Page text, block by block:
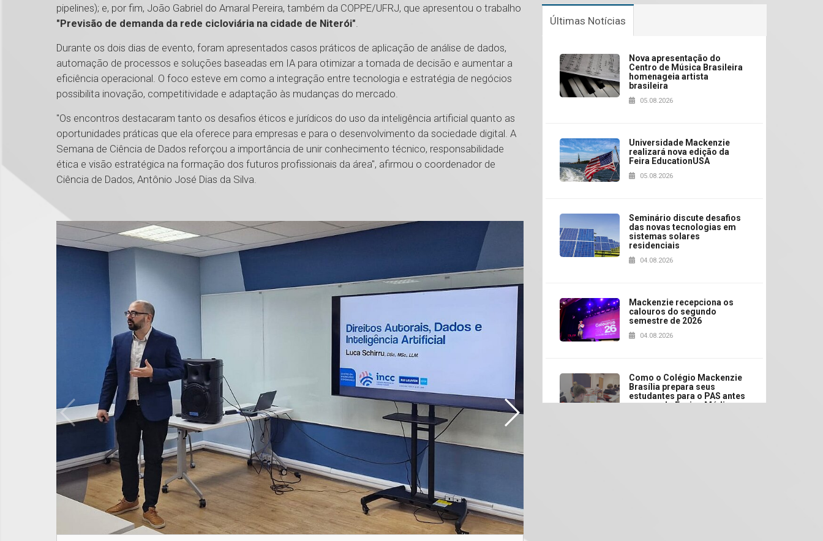
pipelines); e, por fim, João Gabriel do Amaral Pereira, também da COPPE/UFRJ, que apresentou o trabalho
"Previsão de demanda da rede cicloviária na cidade de Niterói".
Durante os dois dias de evento, foram apresentados casos práticos de aplicação de análise de dados,
automação de processos e soluções baseadas em IA para otimizar a tomada de decisão e aumentar a
eficiência operacional. O foco esteve em como a integração entre tecnologia e estratégia de negócios
possibilita inovação, competitividade e adaptação às mudanças do mercado.
"Os encontros destacaram tanto os desafios éticos e jurídicos do uso da inteligência artificial quanto as
oportunidades práticas que ela oferece para empresas e para o desenvolvimento da sociedade digital. A
Semana de Ciência de Dados reforçou a importância de unir conhecimento técnico, responsabilidade
ética e visão estratégica na formação dos futuros profissionais da área", afirmou o coordenador de
Ciência de Dados, Antônio José Dias da Silva.
Últimas Notícias
Nova apresentação do
Centro de Música Brasileira
homenageia artista
brasileira
05.08.2026
Universidade Mackenzie
realizará nova edição da
Feira EducationUSA
05.08.2026
Seminário discute desafios
das novas tecnologias em
sistemas solares
residenciais
04.08.2026
Mackenzie recepciona os
calouros do segundo
semestre de 2026
04.08.2026
Como o Colégio Mackenzie
Brasília prepara seus
estudantes para o PAS antes
mesmo do Ensino Médio